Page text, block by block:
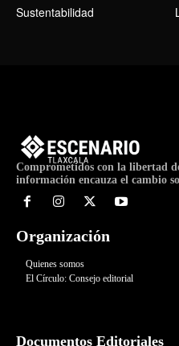
Sustentabilidad
Comprometidos con la libertad
información encauza el cambio
Organización
Quienes somos
El Círculo: Consejo editorial
Documentos Editoriales